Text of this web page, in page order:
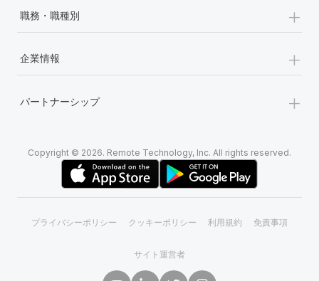
職務・職種別 +
企業情報 +
パートナーシップ +
Copyright © 2026. Remote Technology, Inc. All rights reserved.
プライバシーポリシー クッキーポリシー 利用規約 免責事項
サイト運営者